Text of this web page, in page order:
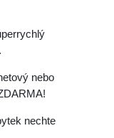
nebo
nechte